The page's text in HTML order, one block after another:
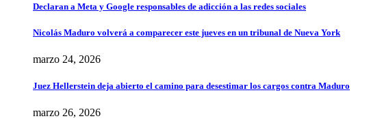
Declaran a Meta y Google responsables de adicción a las redes sociales
Nicolás Maduro volverá a comparecer este jueves en un tribunal de Nueva York
marzo 24, 2026
Juez Hellerstein deja abierto el camino para desestimar los cargos contra Maduro
marzo 26, 2026